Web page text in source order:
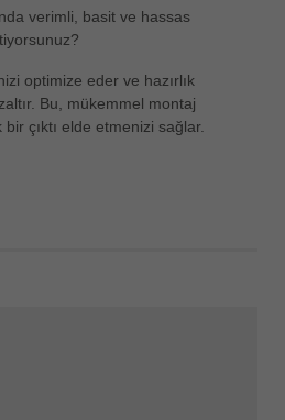
verimli, basit ve hassas
optimize eder ve hazırlık
Bu, mükemmel montaj
çıktı elde etmenizi sağlar.